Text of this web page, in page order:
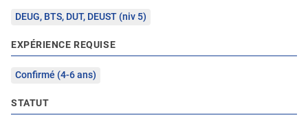
DEUG, BTS, DUT, DEUST (niv 5)
EXPÉRIENCE REQUISE
Confirmé (4-6 ans)
STATUT